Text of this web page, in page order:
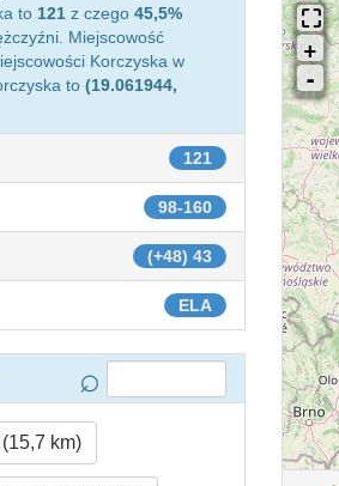
to 121 z czego 45,5%
Miejscowość
Korczyska w
to (19.061944,
121
98-160
(+48) 43
ELA
km)